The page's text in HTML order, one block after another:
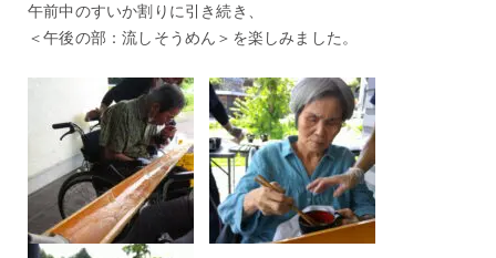
午前中のすいか割りに引き続き、
＜午後の部：流しそうめん＞を楽しみました。